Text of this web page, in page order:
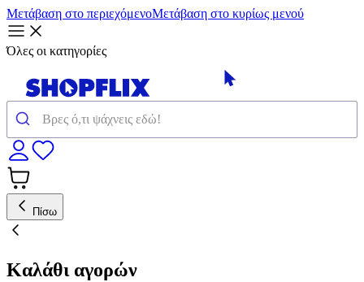
Μετάβαση στο περιεχόμενοΜετάβαση στο κυρίως μενού
Όλες οι κατηγορίες
Πίσω
Καλάθι αγορών